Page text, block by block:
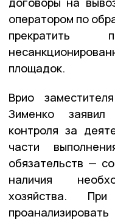
оператором по
прекратить
площадок.
Врио
Зименко
контроля за
части
обязательств —
наличия
хозяйства.